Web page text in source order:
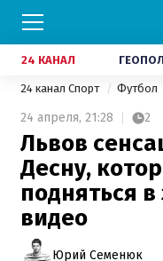
24 КАНАЛ
24 канал Спорт Футбол
24 апреля, 21:28 2
Львов
Десну,
подняться
видео
Юрий Семенюк